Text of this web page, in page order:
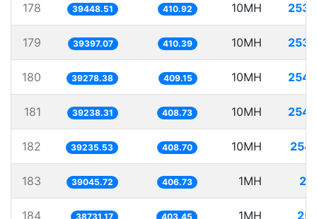
178 39448.51 410.92 10MH
179 39397.07 410.39 10MH
180 39278.38 409.15 10MH
181 39238.31 408.73 10MH
182 39235.53 408.70 10MH
183 39045.72 406.73 1MH
184 38731.17 403.45 1MH